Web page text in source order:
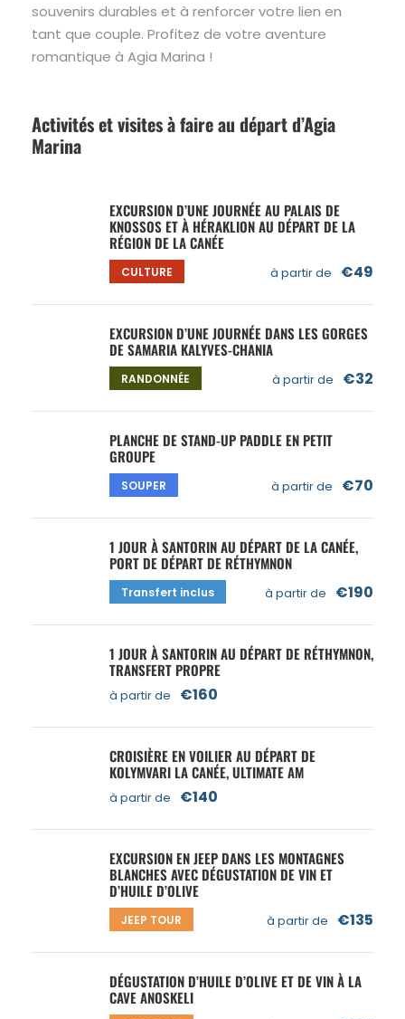
souvenirs durables et à renforcer votre lien en
tant que couple. Profitez de votre aventure
romantique à Agia Marina !
Activités et visites à faire au départ d’Agia
Marina
EXCURSION D’UNE JOURNÉE AU PALAIS DE
KNOSSOS ET À HÉRAKLION AU DÉPART DE LA
RÉGION DE LA CANÉE
CULTURE à partir de €49
EXCURSION D’UNE JOURNÉE DANS LES GORGES
DE SAMARIA KALYVES-CHANIA
RANDONNÉE à partir de €32
PLANCHE DE STAND-UP PADDLE EN PETIT
GROUPE
SOUPER à partir de €70
1 JOUR À SANTORIN AU DÉPART DE LA CANÉE,
PORT DE DÉPART DE RÉTHYMNON
Transfert inclus à partir de €190
1 JOUR À SANTORIN AU DÉPART DE RÉTHYMNON,
TRANSFERT PROPRE
à partir de €160
CROISIÈRE EN VOILIER AU DÉPART DE
KOLYMVARI LA CANÉE, ULTIMATE AM
à partir de €140
EXCURSION EN JEEP DANS LES MONTAGNES
BLANCHES AVEC DÉGUSTATION DE VIN ET
D’HUILE D’OLIVE
JEEP TOUR à partir de €135
DÉGUSTATION D’HUILE D’OLIVE ET DE VIN À LA
CAVE ANOSKELI